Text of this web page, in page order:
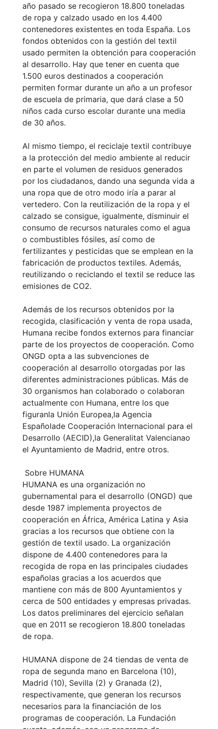
año pasado se recogieron 18.800 toneladas
de ropa y calzado usado en los 4.400
contenedores existentes en toda España. Los
fondos obtenidos con la gestión del textil
usado permiten la obtención para cooperación
al desarrollo. Hay que tener en cuenta que
1.500 euros destinados a cooperación
permiten formar durante un año a un profesor
de escuela de primaria, que dará clase a 50
niños cada curso escolar durante una media
de 30 años.
Al mismo tiempo, el reciclaje textil contribuye
a la protección del medio ambiente al reducir
en parte el volumen de residuos generados
por los ciudadanos, dando una segunda vida a
una ropa que de otro modo iría a parar al
vertedero. Con la reutilización de la ropa y el
calzado se consigue, igualmente, disminuir el
consumo de recursos naturales como el agua
o combustibles fósiles, así como de
fertilizantes y pesticidas que se emplean en la
fabricación de productos textiles. Además,
reutilizando o reciclando el textil se reduce las
emisiones de CO2.
Además de los recursos obtenidos por la
recogida, clasificación y venta de ropa usada,
Humana recibe fondos externos para financiar
parte de los proyectos de cooperación. Como
ONGD opta a las subvenciones de
cooperación al desarrollo otorgadas por las
diferentes administraciones públicas. Más de
30 organismos han colaborado o colaboran
actualmente con Humana, entre los que
figuranla Unión Europea,la Agencia
Españolade Cooperación Internacional para el
Desarrollo (AECID),la Generalitat Valencianao
el Ayuntamiento de Madrid, entre otros.
Sobre HUMANA
HUMANA es una organización no
gubernamental para el desarrollo (ONGD) que
desde 1987 implementa proyectos de
cooperación en África, América Latina y Asia
gracias a los recursos que obtiene con la
gestión de textil usado. La organización
dispone de 4.400 contenedores para la
recogida de ropa en las principales ciudades
españolas gracias a los acuerdos que
mantiene con más de 800 Ayuntamientos y
cerca de 500 entidades y empresas privadas.
Los datos preliminares del ejercicio señalan
que en 2011 se recogieron 18.800 toneladas
de ropa.
HUMANA dispone de 24 tiendas de venta de
ropa de segunda mano en Barcelona (10),
Madrid (10), Sevilla (2) y Granada (2),
respectivamente, que generan los recursos
necesarios para la financiación de los
programas de cooperación. La Fundación